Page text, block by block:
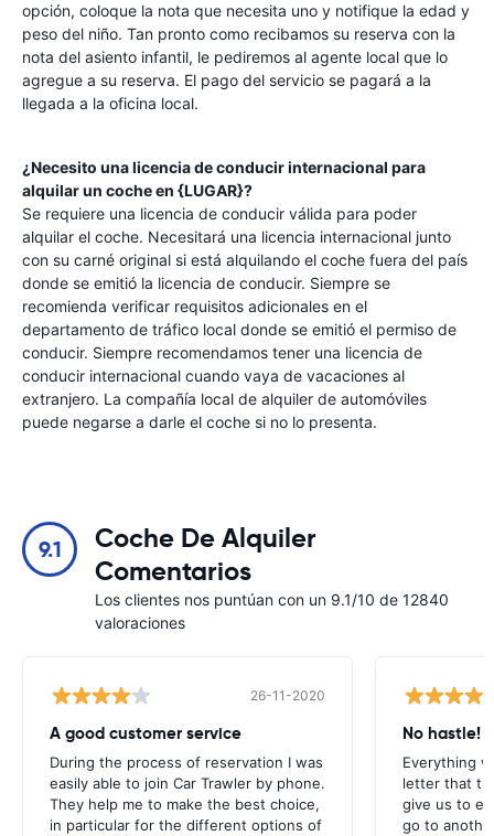
opción, coloque la nota que necesita uno y notifique la edad y
peso del niño. Tan pronto como recibamos su reserva con la
nota del asiento infantil, le pediremos al agente local que lo
agregue a su reserva. El pago del servicio se pagará a la
llegada a la oficina local.
¿Necesito una licencia de conducir internacional para
alquilar un coche en {LUGAR}?
Se requiere una licencia de conducir válida para poder
alquilar el coche. Necesitará una licencia internacional junto
con su carné original si está alquilando el coche fuera del país
donde se emitió la licencia de conducir. Siempre se
recomienda verificar requisitos adicionales en el
departamento de tráfico local donde se emitió el permiso de
conducir. Siempre recomendamos tener una licencia de
conducir internacional cuando vaya de vacaciones al
extranjero. La compañía local de alquiler de automóviles
puede negarse a darle el coche si no lo presenta.
9.1
Coche De Alquiler
Comentarios
Los clientes nos puntúan con un 9.1/10 de 12840
valoraciones
26-11-2020
A good customer service
During the process of reservation I was
easily able to join Car Trawler by phone.
They help me to make the best choice,
in particular for the different options of
No hastle!
Everything
letter that
give us to
go to